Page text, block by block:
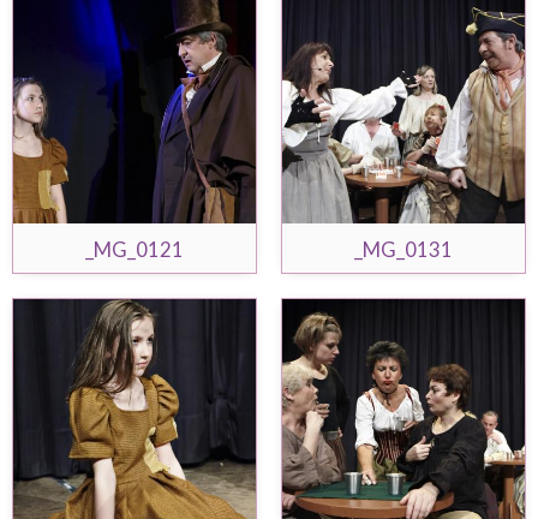
_MG_0121 _MG_0131